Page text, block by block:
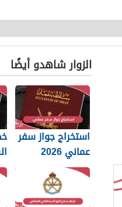
الزوار شاهدو أيضًا
استخراج جواز سفر
عماني 2026
المتطلبات التي
يجب أن تعرفها